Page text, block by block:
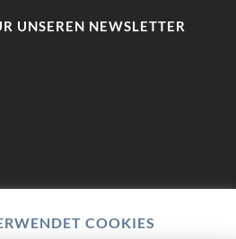
UNSEREN NEWSLETTER
COOKIES